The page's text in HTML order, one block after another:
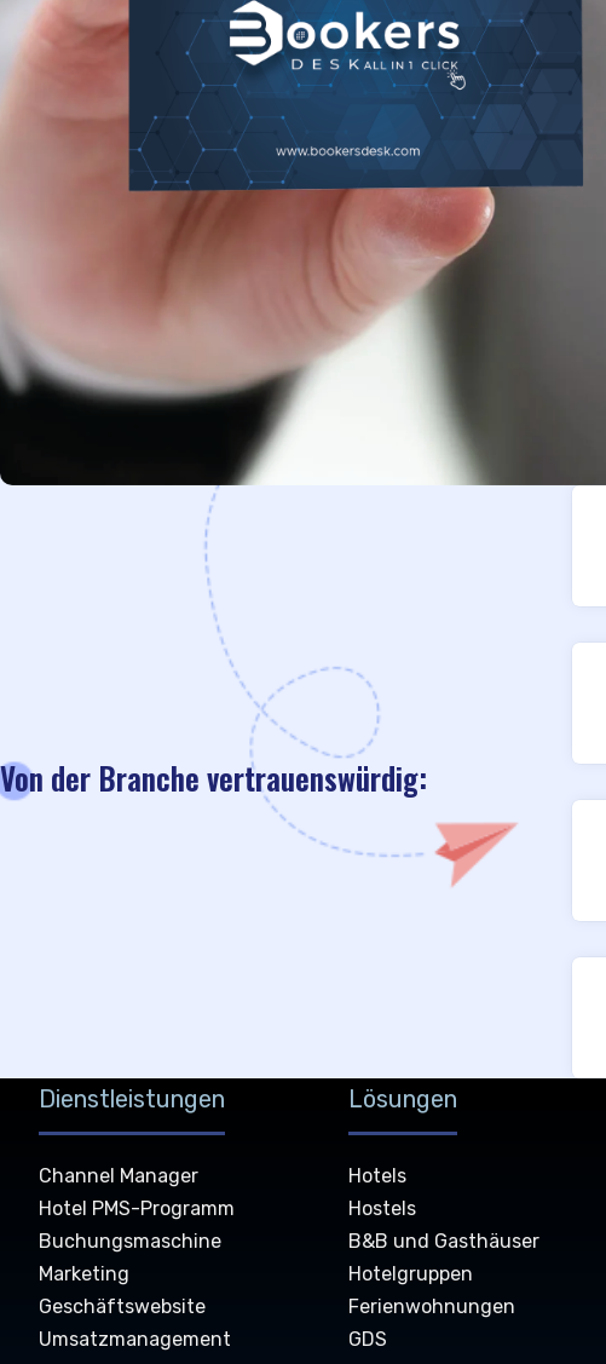
Von der Branche vertrauenswürdig:
Dienstleistungen
Channel Manager
Hotel PMS-Programm
Buchungsmaschine
Marketing
Geschäftswebsite
Umsatzmanagement
Lösungen
Hotels
Hostels
B&B und Gasthäuser
Hotelgruppen
Ferienwohnungen
GDS